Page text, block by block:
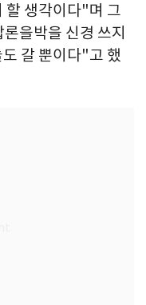
할 생각이다"며 그
을박을 신경 쓰지
갈 뿐이다"고 했